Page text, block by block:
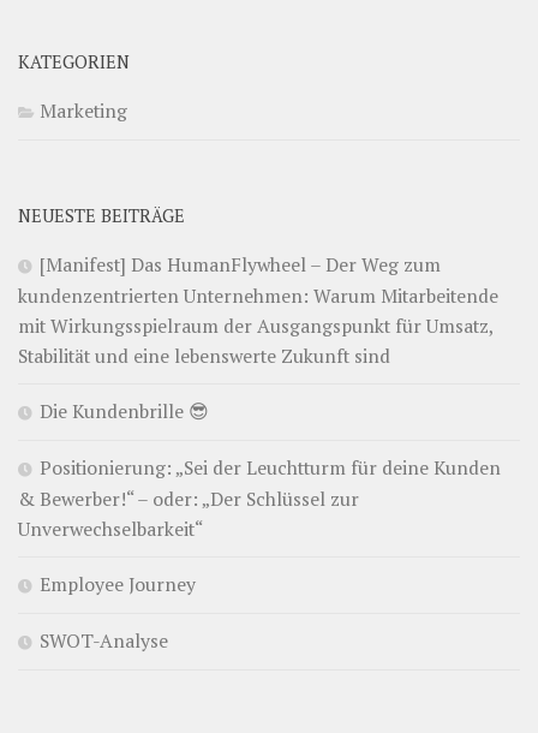
KATEGORIEN
Marketing
NEUESTE BEITRÄGE
[Manifest] Das HumanFlywheel – Der Weg zum
kundenzentrierten Unternehmen: Warum Mitarbeitende
mit Wirkungsspielraum der Ausgangspunkt für Umsatz,
Stabilität und eine lebenswerte Zukunft sind
Die Kundenbrille 😎
Positionierung: „Sei der Leuchtturm für deine Kunden
& Bewerber!“ – oder: „Der Schlüssel zur
Unverwechselbarkeit“
Employee Journey
SWOT-Analyse